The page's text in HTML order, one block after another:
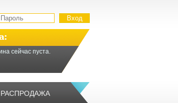
сейчас пуста.
РАСПРОДАЖА